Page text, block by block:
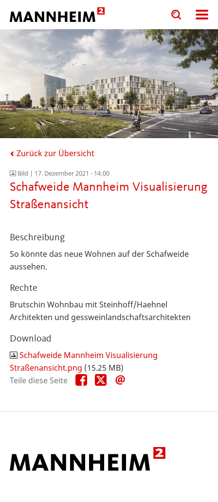
Toggle
search
input
form
Toggle
search
input
Zurück zur Übersicht
Bild | 17. Dezember 2021 - 14:00
Schafweide Mannheim Visualisierung
Straßenansicht
Beschreibung
So könnte das neue Wohnen auf der Schafweide
aussehen.
Rechte
Brutschin Wohnbau mit Steinhoff/Haehnel
Architekten und gessweinlandschaftsarchitekten
Download
Schafweide Mannheim Visualisierung
Straßenansicht.png (15.25 MB)
Teile diese Seite
Teile
diese
Teile
diese